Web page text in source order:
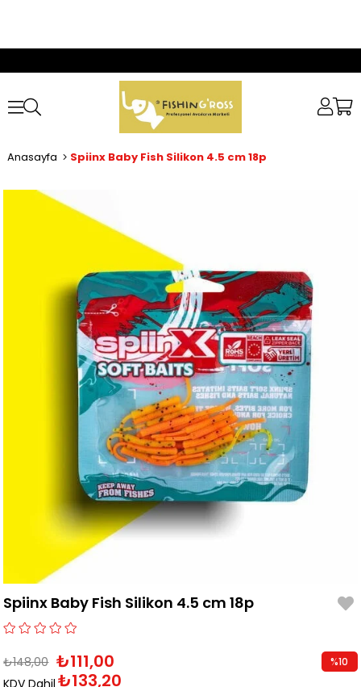
Anasayfa Spiinx Baby Fish Silikon 4.5 cm 18p
Spiinx Baby Fish Silikon 4.5 cm 18p
₺148,00 ₺111,00
KDV Dahil ₺133,20
%10